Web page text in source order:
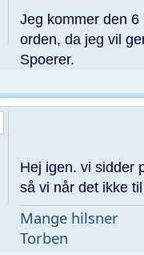
Jeg kommer den
orden, da jeg vil
Spoerer.
Hej igen. vi sidder
så vi når det ikke
Mange hilsner
Torben